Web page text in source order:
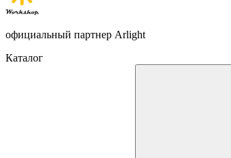
официальный партнер Arlight
Каталог